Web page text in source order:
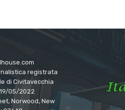
registrata
di Civitavecchia
05/2022
Norwood, New